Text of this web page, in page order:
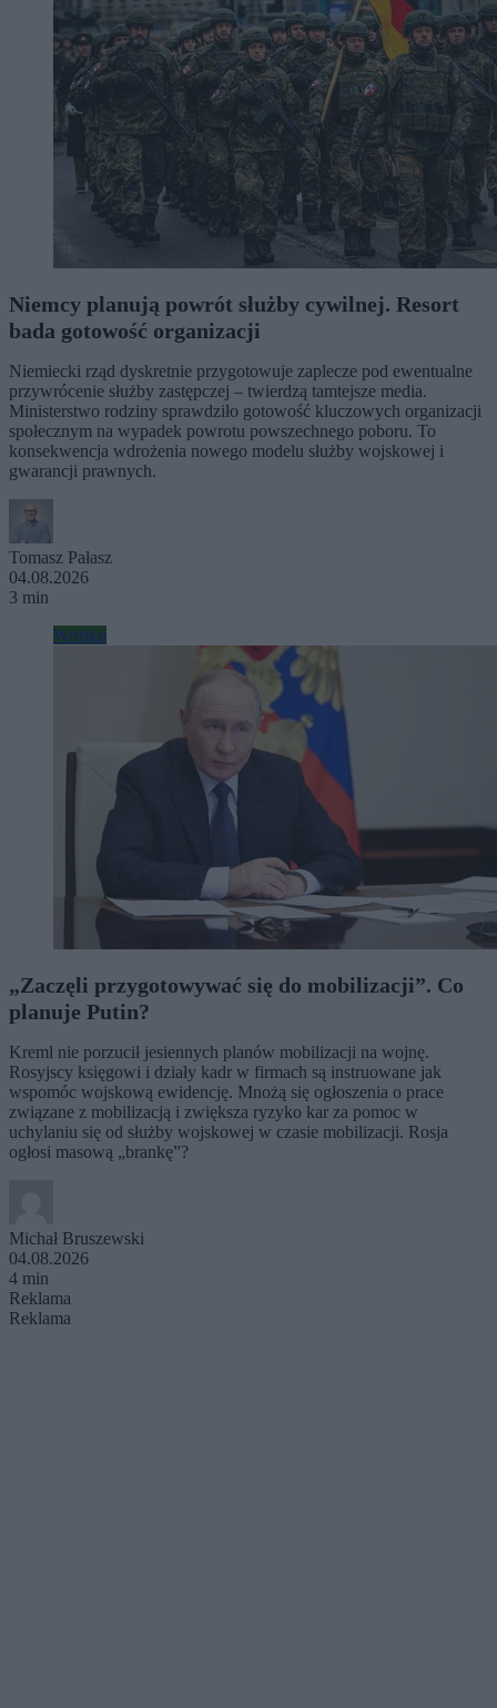
Niemcy planują powrót służby cywilnej. Resort
bada gotowość organizacji
Niemiecki rząd dyskretnie przygotowuje zaplecze pod ewentualne
przywrócenie służby zastępczej – twierdzą tamtejsze media.
Ministerstwo rodziny sprawdziło gotowość kluczowych organizacji
społecznym na wypadek powrotu powszechnego poboru. To
konsekwencja wdrożenia nowego modelu służby wojskowej i
gwarancji prawnych.
Tomasz Pałasz
04.08.2026
3 min
Wojsko
„Zaczęli przygotowywać się do mobilizacji”. Co
planuje Putin?
Kreml nie porzucił jesiennych planów mobilizacji na wojnę.
Rosyjscy księgowi i działy kadr w firmach są instruowane jak
wspomóc wojskową ewidencję. Mnożą się ogłoszenia o prace
związane z mobilizacją i zwiększa ryzyko kar za pomoc w
uchylaniu się od służby wojskowej w czasie mobilizacji. Rosja
ogłosi masową „brankę”?
Michał Bruszewski
04.08.2026
4 min
Reklama
Reklama